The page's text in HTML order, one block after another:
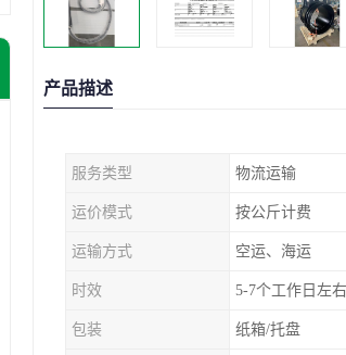
产品描述
服务类型 物流运输
运价模式 按公斤计费
运输方式 空运、海运
时效 5-7个工作日左右
包装 纸箱/托盘